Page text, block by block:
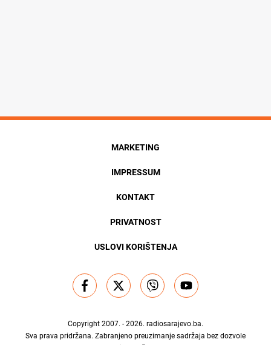
MARKETING
IMPRESSUM
KONTAKT
PRIVATNOST
USLOVI KORIŠTENJA
Copyright 2007. - 2026. radiosarajevo.ba.
Sva prava pridržana. Zabranjeno preuzimanje sadržaja bez dozvole